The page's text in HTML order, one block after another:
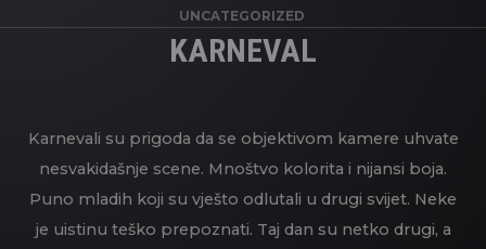
UNCATEGORIZED
KARNEVAL
Karnevali su prigoda da se objektivom kamere uhvate
nesvakidašnje scene. Mnoštvo kolorita i nijansi boja.
Puno mladih koji su vješto odlutali u drugi svijet. Neke
je uistinu teško prepoznati. Taj dan su netko drugi, a